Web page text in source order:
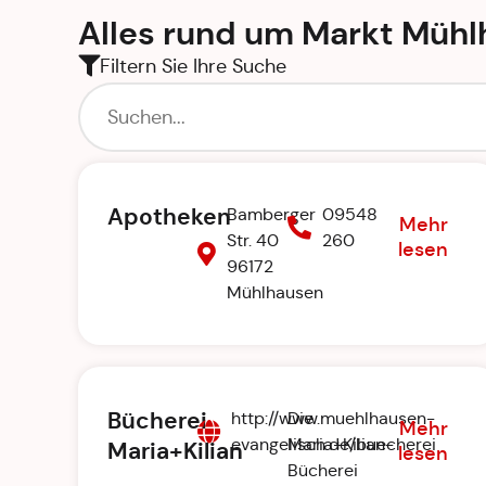
Alles rund um Markt
Filtern Sie Ihre Suche
ApothekenBamberger
Str. 40
96172
Mühlhausen
09548
260
Mehr
lesen
Bücherei
Maria+Kilian
http://www.muehlhausen-
evangelisch.de/buecherei
Die
Maria+Kilian-
Bücherei
Mehr
lesen